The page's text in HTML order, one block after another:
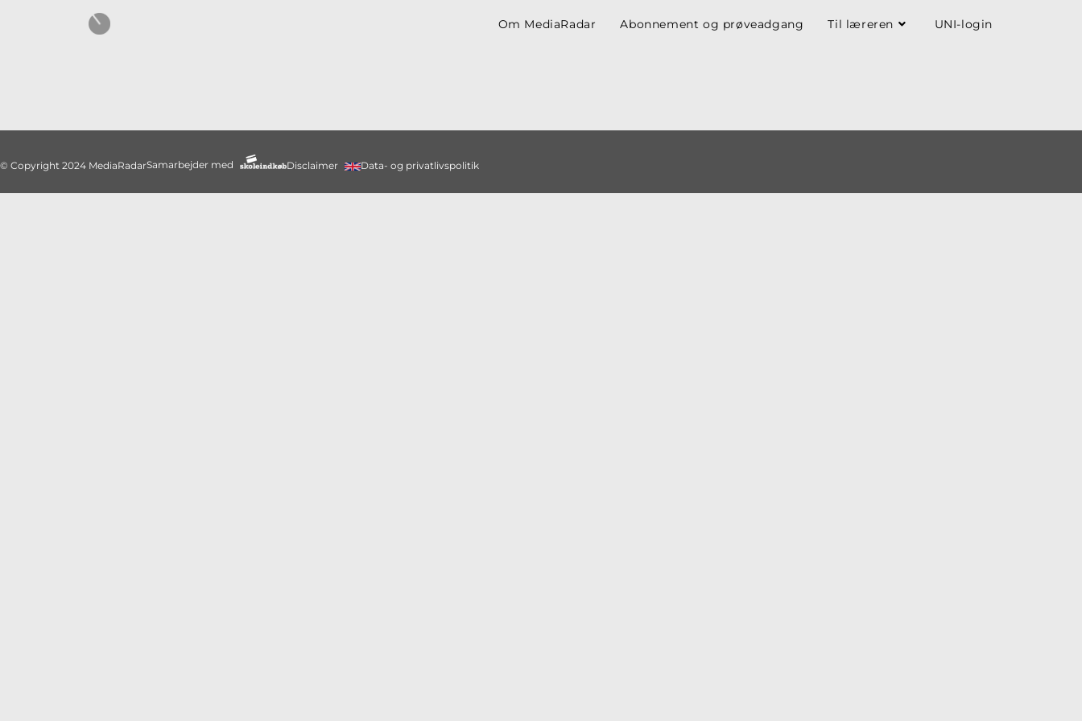
Om MediaRadar Abonnement og prøveadgang Til læreren UNI-login
© Copyright 2024 MediaRadarSamarbejder med Disclaimer Data- og privatlivspolitik